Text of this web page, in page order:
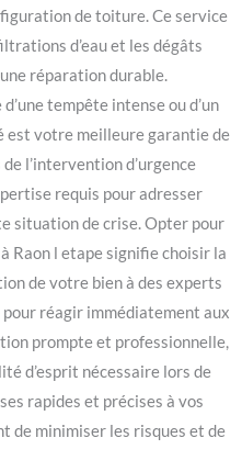
de toiture. Ce service
d’eau et les dégâts
réparation durable.
tempête intense ou d’un
votre meilleure garantie de
l’intervention d’urgence
requis pour adresser
situation de crise. Opter pour
Raon l etape signifie choisir la
de votre bien à des experts
réagir immédiatement aux
prompte et professionnelle,
d’esprit nécessaire lors de
rapides et précises à vos
de minimiser les risques et de